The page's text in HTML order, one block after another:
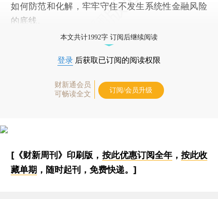
如何防范和化解，牢牢守住不发生系统性金融风险
的底线。
本文共计1992字 订阅后继续阅读
登录 后获取已订阅的阅读权限
财新通会员
可畅读全文
订阅/会员升级
[《财新周刊》印刷版， 按此优惠订阅全年， 按此收
藏单期 ，随时起刊，免费快递。]